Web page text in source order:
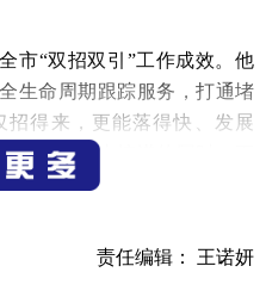
市“双招双引”工作成效。他
生命周期跟踪服务，打通堵
得来，更能落得快、发展
在深耕本土挖潜的同时，更
重点，精准发力，对照杭
“全员招商”新格局，全面激
责任编辑： 王诺妍